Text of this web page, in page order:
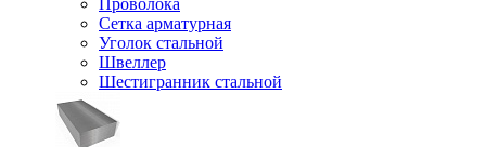
Проволока
Сетка арматурная
Уголок стальной
Швеллер
Шестигранник стальной